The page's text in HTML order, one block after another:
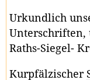
Urkundlich
Unterschriften,
Raths-Siegel-
Kurpfälzischer